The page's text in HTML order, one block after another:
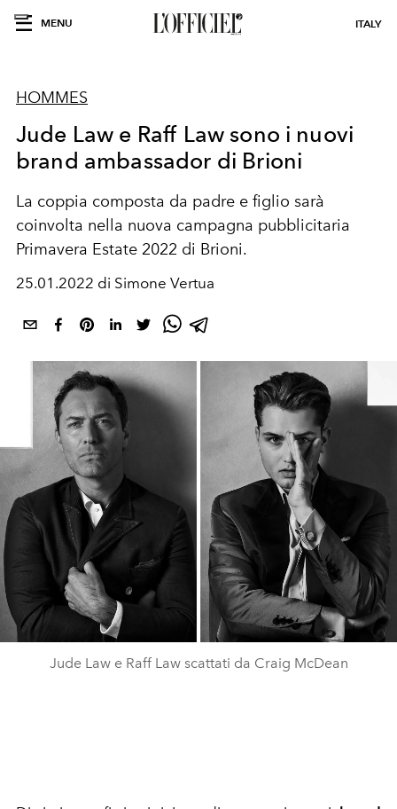
MENU ITALY
HOMMES
Jude Law e Raff Law sono i nuovi
brand ambassador di Brioni
La coppia composta da padre e figlio sarà
coinvolta nella nuova campagna pubblicitaria
Primavera Estate 2022 di Brioni.
25.01.2022 di Simone Vertua
Jude Law e Raff Law scattati da Craig McDean